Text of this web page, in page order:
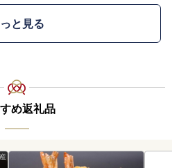
と見る
め返礼品